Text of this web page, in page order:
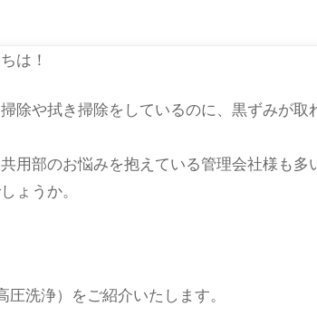
は！
掃除や拭き掃除をしているのに、黒ずみが取
用部のお悩みを抱えている管理会社様も多
ょうか。
洗浄）をご紹介いたします。